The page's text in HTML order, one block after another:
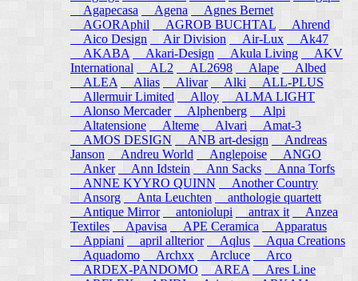
Agapecasa
Agena
Agnes Bernet
AGORAphil
AGROB BUCHTAL
Ahrend
Aico Design
Air Division Air-Lux
Ak47
AKABA
Akari-Design Akula Living
AKV
International
AL2 AL2698 Alape
Albed
ALEA
Alias Alivar Alki
ALL-PLUS
Allermuir Limited
Alloy
ALMA LIGHT
Alonso Mercader
Alphenberg
Alpi
Altatensione
Alteme Alvari
Amat-3
AMOS DESIGN
ANB art-design
Andreas
Janson
Andreu World Anglepoise
ANGO
Anker
Ann Idstein Ann Sacks
Anna Torfs
ANNE KYYRO QUINN
Another Country
Ansorg
Anta Leuchten
anthologie quartett
Antique Mirror
antoniolupi antrax it
Anzea
Textiles
Apavisa APE Ceramica
Apparatus
Appiani
april allterior Aqlus Aqua Creations
Aquadomo
Archxx Arcluce
Arco
ARDEX-PANDOMO
AREA
Ares Line